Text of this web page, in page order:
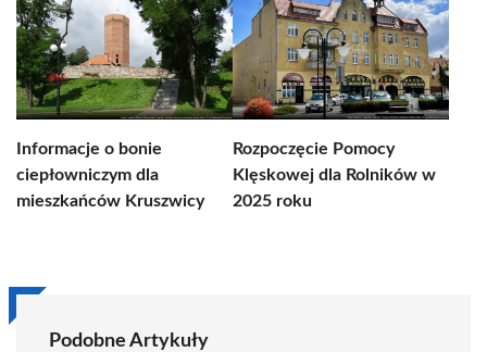
Informacje o bonie
ciepłowniczym dla
mieszkańców Kruszwicy
Rozpoczęcie Pomocy
Klęskowej dla Rolników w
2025 roku
Podobne Artykuły